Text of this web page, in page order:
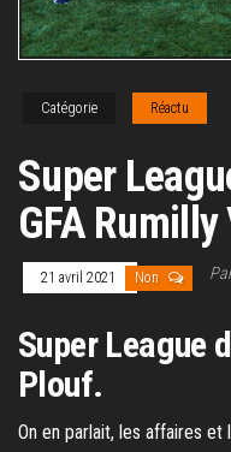
Catégorie Réactu
Super
GFA
21 avril 2021 Non
Super League
Plouf.
On en parlait, les affaires et